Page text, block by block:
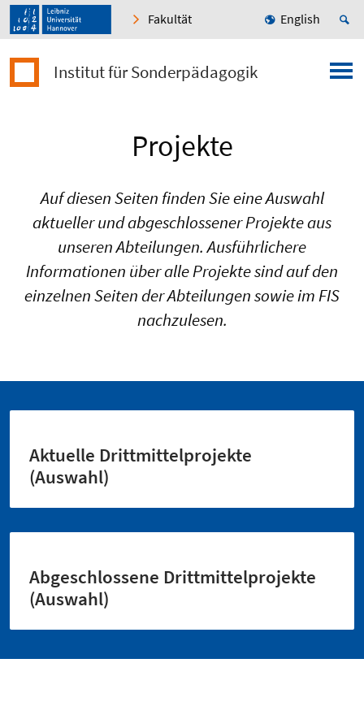
Fakultät English
Institut für Sonderpädagogik
Projekte
Auf diesen Seiten finden Sie eine Auswahl
aktueller und abgeschlossener Projekte aus
unseren Abteilungen. Ausführlichere
Informationen über alle Projekte sind auf den
einzelnen Seiten der Abteilungen sowie im FIS
nachzulesen.
Aktuelle Drittmittelprojekte
(Auswahl)
Abgeschlossene Drittmittelprojekte
(Auswahl)